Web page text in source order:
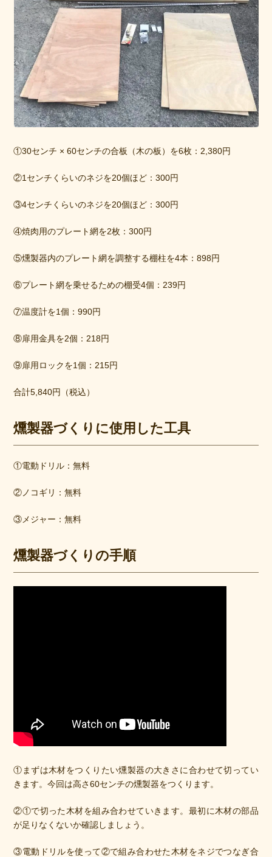
①30センチ × 60センチの合板（木の板）を6枚：2,380円
②1センチくらいのネジを20個ほど：300円
③4センチくらいのネジを20個ほど：300円
④焼肉用のプレート網を2枚：300円
⑤燻製器内のプレート網を調整する棚柱を4本：898円
⑥プレート網を乗せるための棚受4個：239円
⑦温度計を1個：990円
⑧扉用金具を2個：218円
⑨扉用ロックを1個：215円
合計5,840円（税込）
燻製器づくりに使用した工具
①電動ドリル：無料
②ノコギリ：無料
③メジャー：無料
燻製器づくりの手順
①まずは木材をつくりたい燻製器の大きさに合わせて切ってい
きます。今回は高さ60センチの燻製器をつくります。
②①で切った木材を組み合わせていきます。最初に木材の部品
が足りなくないか確認しましょう。
③電動ドリルを使って②で組み合わせた木材をネジでつなぎ合